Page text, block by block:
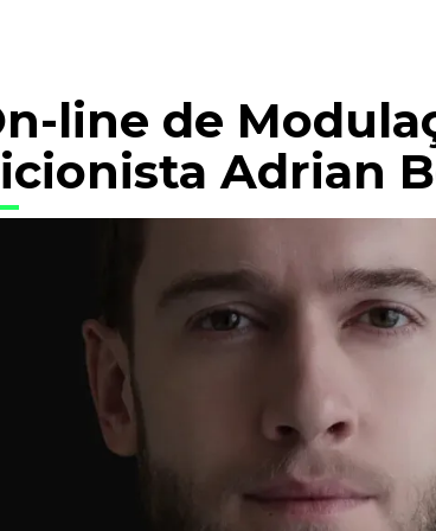
line de
Adrian